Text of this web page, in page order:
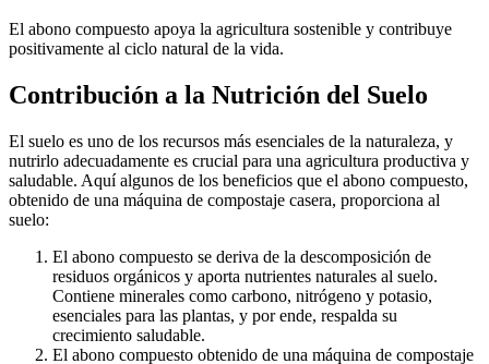
El abono compuesto apoya la agricultura sostenible y contribuye
positivamente al ciclo natural de la vida.
Contribución a la Nutrición del Suelo
El suelo es uno de los recursos más esenciales de la naturaleza, y
nutrirlo adecuadamente es crucial para una agricultura productiva y
saludable. Aquí algunos de los beneficios que el abono compuesto,
obtenido de una máquina de compostaje casera, proporciona al
suelo:
El abono compuesto se deriva de la descomposición de
residuos orgánicos y aporta nutrientes naturales al suelo.
Contiene minerales como carbono, nitrógeno y potasio,
esenciales para las plantas, y por ende, respalda su
crecimiento saludable.
El abono compuesto obtenido de una máquina de compostaje